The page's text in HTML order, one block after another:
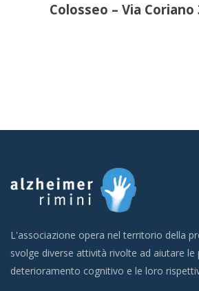
Colosseo – Via Coriano
L'associazione opera nel territorio della
svolge diverse attività rivolte ad aiutare le
deterioramento cognitivo e le loro